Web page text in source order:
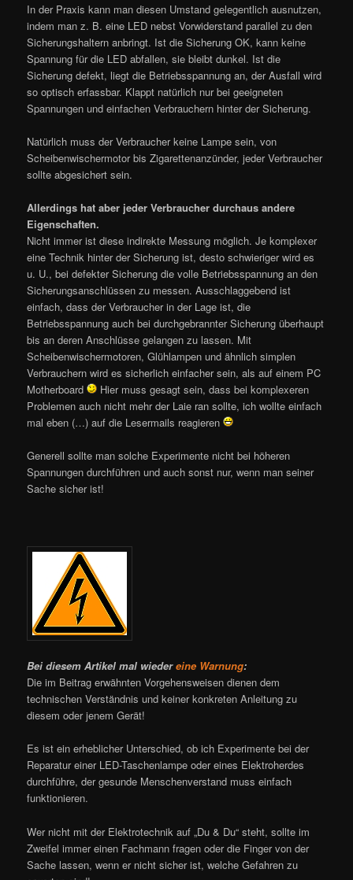
In der Praxis kann man diesen Umstand gelegentlich ausnutzen,
indem man z. B. eine LED nebst Vorwiderstand parallel zu den
Sicherungshaltern anbringt. Ist die Sicherung OK, kann keine
Spannung für die LED abfallen, sie bleibt dunkel. Ist die
Sicherung defekt, liegt die Betriebsspannung an, der Ausfall wird
so optisch erfassbar. Klappt natürlich nur bei geeigneten
Spannungen und einfachen Verbrauchern hinter der Sicherung.
Natürlich muss der Verbraucher keine Lampe sein, von
Scheibenwischermotor bis Zigarettenanzünder, jeder Verbraucher
sollte abgesichert sein.
Allerdings hat aber jeder Verbraucher durchaus andere
Eigenschaften.
Nicht immer ist diese indirekte Messung möglich. Je komplexer
eine Technik hinter der Sicherung ist, desto schwieriger wird es
u. U., bei defekter Sicherung die volle Betriebsspannung an den
Sicherungsanschlüssen zu messen. Ausschlaggebend ist
einfach, dass der Verbraucher in der Lage ist, die
Betriebsspannung auch bei durchgebrannter Sicherung überhaupt
bis an deren Anschlüsse gelangen zu lassen. Mit
Scheibenwischermotoren, Glühlampen und ähnlich simplen
Verbrauchern wird es sicherlich einfacher sein, als auf einem PC
Motherboard
Hier muss gesagt sein, dass bei komplexeren
Problemen auch nicht mehr der Laie ran sollte, ich wollte einfach
mal eben (…) auf die Lesermails reagieren
Generell sollte man solche Experimente nicht bei höheren
Spannungen durchführen und auch sonst nur, wenn man seiner
Sache sicher ist!
Bei diesem Artikel mal wiedereine Warnung:
Die im Beitrag erwähnten Vorgehensweisen dienen dem
technischen Verständnis und keiner konkreten Anleitung zu
diesem oder jenem Gerät!
Es ist ein erheblicher Unterschied, ob ich Experimente bei der
Reparatur einer LED-Taschenlampe oder eines Elektroherdes
durchführe, der gesunde Menschenverstand muss einfach
funktionieren.
Wer nicht mit der Elektrotechnik auf „Du & Du“ steht, sollte im
Zweifel immer einen Fachmann fragen oder die Finger von der
Sache lassen, wenn er nicht sicher ist, welche Gefahren zu